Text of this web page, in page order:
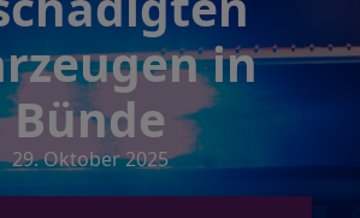
in
Bünde
29. Oktober 2025